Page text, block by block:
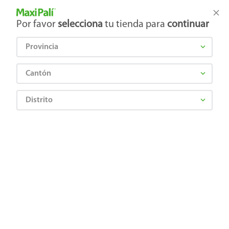
Tienda Maxi Palí
Por favor selecciona tu tienda para continuar
Provincia
Cantón
Distrito